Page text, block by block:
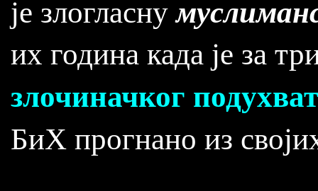
је злогласну
их година када је за
злочиначког
БиХ прогнано из